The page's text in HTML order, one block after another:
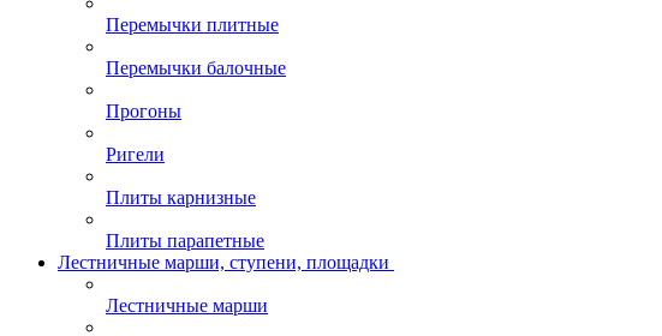
Перемычки плитные
Перемычки балочные
Прогоны
Ригели
Плиты карнизные
Плиты парапетные
Лестничные марши, ступени, площадки
Лестничные марши